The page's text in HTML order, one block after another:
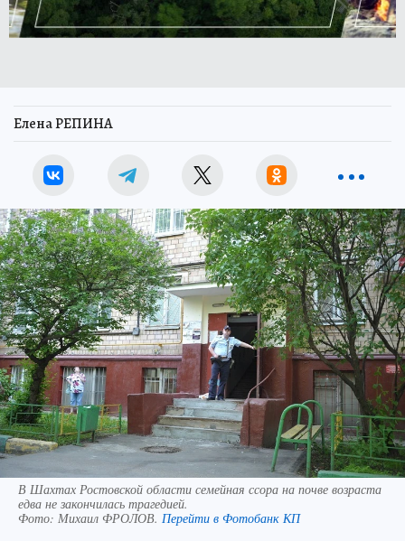
Елена РЕПИНА
В Шахтах Ростовской области семейная ссора на почве возраста
едва не закончилась трагедией.
Фото: Михаил ФРОЛОВ. Перейти в Фотобанк КП